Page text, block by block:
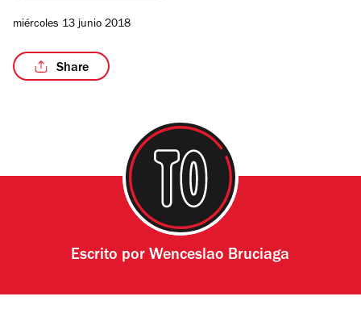
miércoles 13 junio 2018
Share
Escrito por Wenceslao Bruciaga